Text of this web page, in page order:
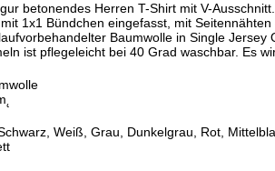
betonendes Herren T-Shirt mit V-
1x1 Bündchen eingefasst, mit
Baumwolle in Single
ist pflegeleicht bei 40 Grad waschbar. Es
Weiß, Grau, Dunkelgrau, Rot,